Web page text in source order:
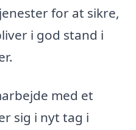
for at sikre,
i god stand i
med et
sig i nyt tag i